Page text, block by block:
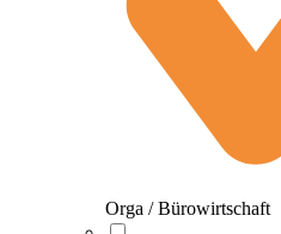
Orga / Bürowirtschaft